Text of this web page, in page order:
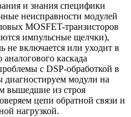
и знания специфики
неисправности модулей
MOSFET-транзисторов
импульсные щелчки),
не включается или уходит в
каскада
с DSP-обработкой в
модули на
вышедшие из строя
цепи обратной связи и
нагрузкой.